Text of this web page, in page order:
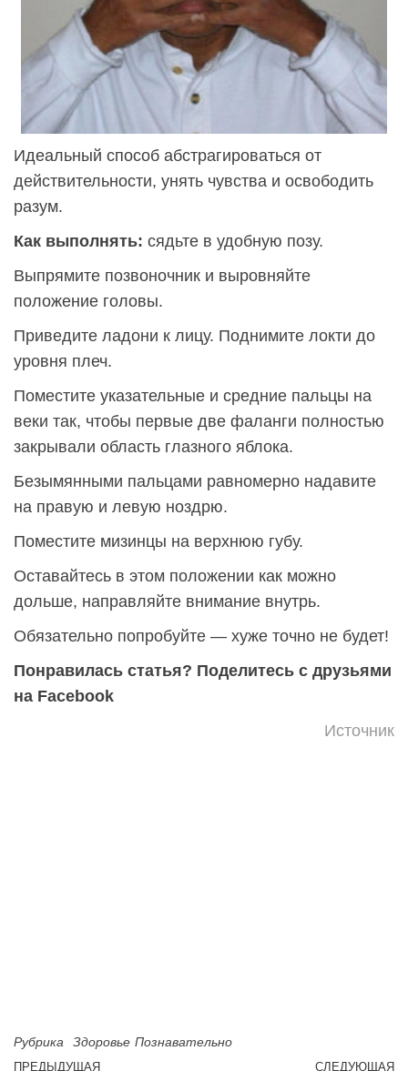
Идеальный способ абстрагироваться от
действительности, унять чувства и освободить
разум.
Как выполнять: сядьте в удобную позу.
Выпрямите позвоночник и выровняйте
положение головы.
Приведите ладони к лицу. Поднимите локти до
уровня плеч.
Поместите указательные и средние пальцы на
веки так, чтобы первые две фаланги полностью
закрывали область глазного яблока.
Безымянными пальцами равномерно надавите
на правую и левую ноздрю.
Поместите мизинцы на верхнюю губу.
Оставайтесь в этом положении как можно
дольше, направляйте внимание внутрь.
Обязательно попробуйте — хуже точно не будет!
Понравилась статья? Поделитесь с друзьями
на Facebook
Источник
Рубрика Здоровье Познавательно
ПРЕДЫДУЩАЯ СЛЕДУЮЩАЯ